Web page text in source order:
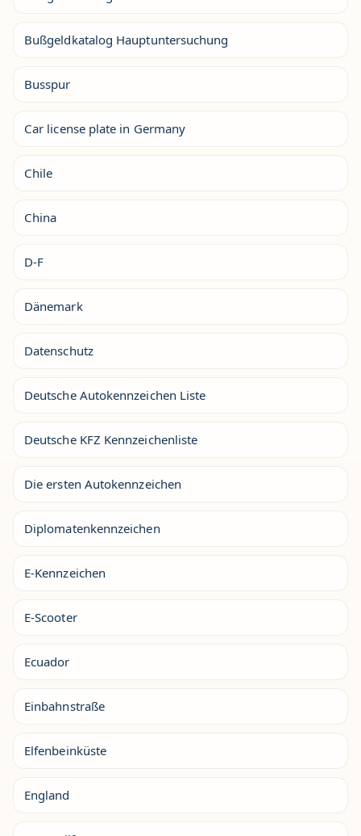
Bußgeldkatalog Hauptuntersuchung
Busspur
Car license plate in Germany
Chile
China
D-F
Dänemark
Datenschutz
Deutsche Autokennzeichen Liste
Deutsche KFZ Kennzeichenliste
Die ersten Autokennzeichen
Diplomatenkennzeichen
E-Kennzeichen
E-Scooter
Ecuador
Einbahnstraße
Elfenbeinküste
England